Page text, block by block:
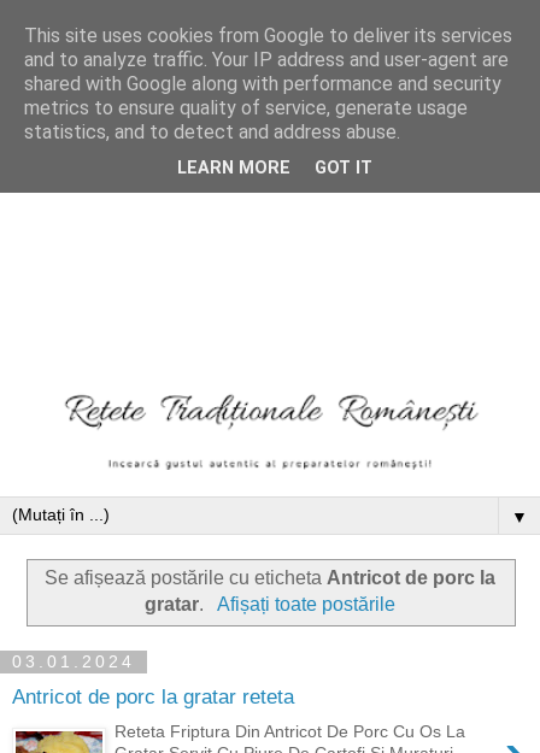
▼
Se afișează postările cu eticheta Antricot de porc la
gratar. Afișați toate postările
03.01.2024
Antricot de porc la gratar reteta
Reteta Friptura Din Antricot De Porc Cu Os La
This site uses cookies from Google to deliver its services
and to analyze traffic. Your IP address and user-agent are
shared with Google along with performance and security
metrics to ensure quality of service, generate usage
statistics, and to detect and address abuse.
LEARN MORE GOT IT